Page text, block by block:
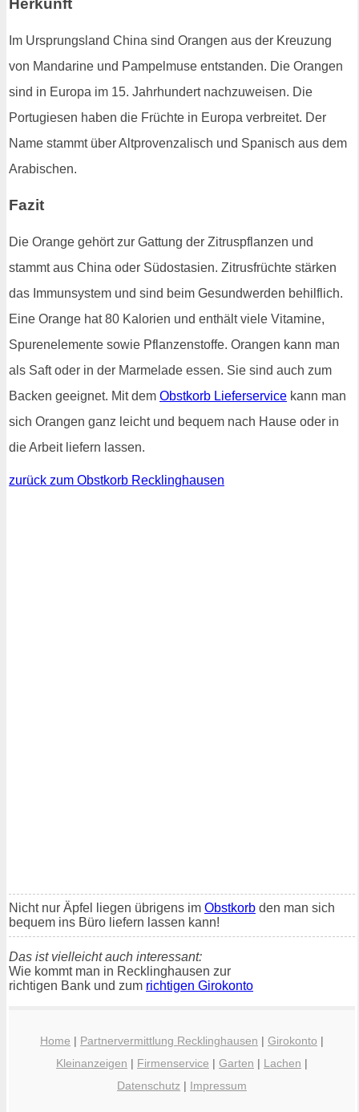
Herkunft
Im Ursprungsland China sind Orangen aus der Kreuzung
von Mandarine und Pampelmuse entstanden. Die Orangen
sind in Europa im 15. Jahrhundert nachzuweisen. Die
Portugiesen haben die Früchte in Europa verbreitet. Der
Name stammt über Altprovenzalisch und Spanisch aus dem
Arabischen.
Fazit
Die Orange gehört zur Gattung der Zitruspflanzen und
stammt aus China oder Südostasien. Zitrusfrüchte stärken
das Immunsystem und sind beim Gesundwerden behilflich.
Eine Orange hat 80 Kalorien und enthält viele Vitamine,
Spurenelemente sowie Pflanzenstoffe. Orangen kann man
als Saft oder in der Marmelade essen. Sie sind auch zum
Backen geeignet. Mit dem Obstkorb Lieferservice kann man
sich Orangen ganz leicht und bequem nach Hause oder in
die Arbeit liefern lassen.
zurück zum Obstkorb Recklinghausen
Nicht nur Äpfel liegen übrigens im Obstkorb den man sich
bequem ins Büro liefern lassen kann!
Das ist vielleicht auch interessant:
Wie kommt man in Recklinghausen zur
richtigen Bank und zum richtigen Girokonto
Home | Partnervermittlung Recklinghausen | Girokonto |
Kleinanzeigen | Firmenservice | Garten | Lachen |
Datenschutz | Impressum